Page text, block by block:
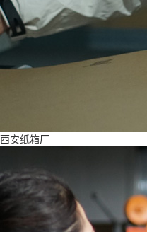
西安纸箱厂